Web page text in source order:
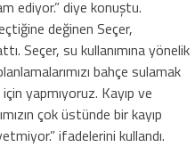
ediyor.” diye konuştu.
değinen Seçer,
Seçer, su kullanımına yönelik
bahçe sulamak
yapmıyoruz. Kayıp ve
çok üstünde bir kayıp
ifadelerini kullandı.